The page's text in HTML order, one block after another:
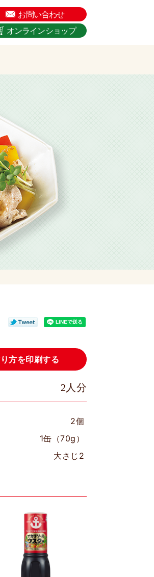
西の老舗ソース会社です。
お問い合わせ
オンラインショップ
方を印刷する
2人分
2個
1缶（70g）
大さじ2